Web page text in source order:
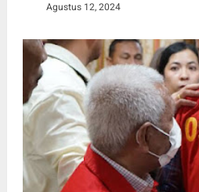
Agustus 12, 2024